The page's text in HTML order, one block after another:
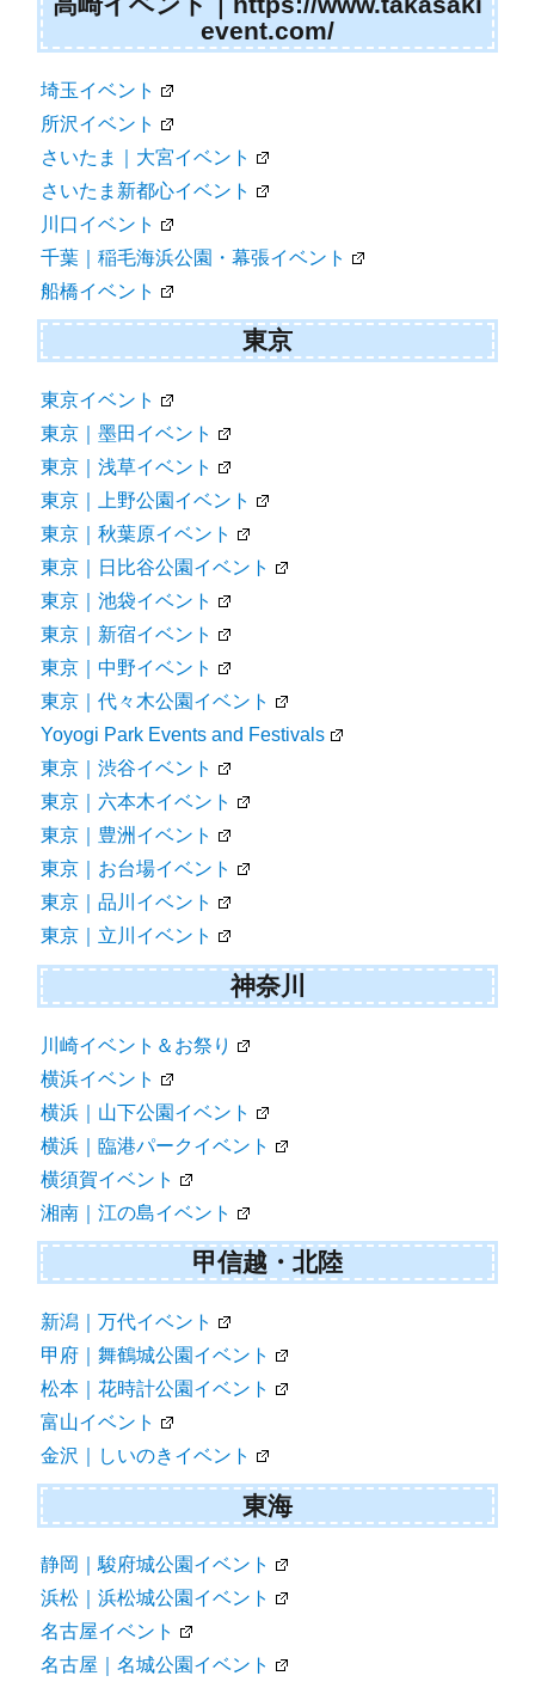
event.com/
埼玉イベント
所沢イベント
さいたま｜大宮イベント
さいたま新都心イベント
川口イベント
千葉｜稲毛海浜公園・幕張イベント
船橋イベント
東京
東京イベント
東京｜墨田イベント
東京｜浅草イベント
東京｜上野公園イベント
東京｜秋葉原イベント
東京｜日比谷公園イベント
東京｜池袋イベント
東京｜新宿イベント
東京｜中野イベント
東京｜代々木公園イベント
Yoyogi Park Events and Festivals
東京｜渋谷イベント
東京｜六本木イベント
東京｜豊洲イベント
東京｜お台場イベント
東京｜品川イベント
東京｜立川イベント
神奈川
川崎イベント＆お祭り
横浜イベント
横浜｜山下公園イベント
横浜｜臨港パークイベント
横須賀イベント
湘南｜江の島イベント
甲信越・北陸
新潟｜万代イベント
甲府｜舞鶴城公園イベント
松本｜花時計公園イベント
富山イベント
金沢｜しいのきイベント
東海
静岡｜駿府城公園イベント
浜松｜浜松城公園イベント
名古屋イベント
名古屋｜名城公園イベント